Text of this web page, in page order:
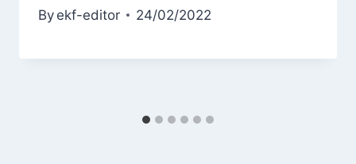
By ekf-editor 24/02/2022